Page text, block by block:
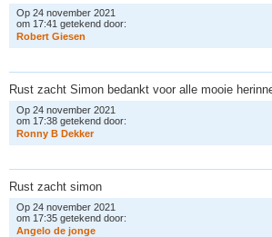
Op 24 november 2021
om 17:41 getekend door:
Robert Giesen
Rust zacht Simon bedankt voor alle mooie
Op 24 november 2021
om 17:38 getekend door:
Ronny B Dekker
Rust zacht simon
Op 24 november 2021
om 17:35 getekend door:
Angelo de jonge